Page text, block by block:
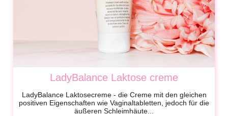
LadyBalance Laktose creme
LadyBalance Laktosecreme - die Creme mit den gleichen
positiven Eigenschaften wie Vaginaltabletten, jedoch für die
äußeren Schleimhäute...